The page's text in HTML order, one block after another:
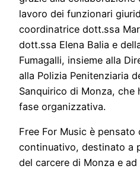
lavoro dei funzionari
coordinatrice dott.ssa
dott.ssa Elena Balia e
Fumagalli, insieme alla
alla Polizia Penitenziaria
Sanquirico di Monza, che
fase organizzativa.
Free For Music è pensato
continuativo, destinato a
del carcere di Monza e ad